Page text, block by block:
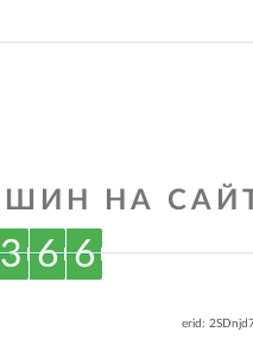
НА
3 6 6
erid: